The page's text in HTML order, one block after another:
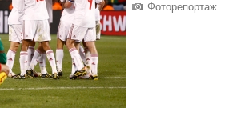
Фоторепортаж